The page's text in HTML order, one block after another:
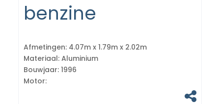
benzine
Afmetingen: 4.07m x 1.79m x 2.02m
Materiaal: Aluminium
Bouwjaar: 1996
Motor: